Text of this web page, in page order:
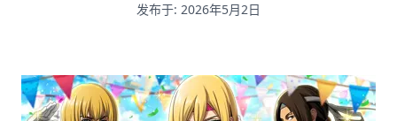
发布于: 2026年5月2日